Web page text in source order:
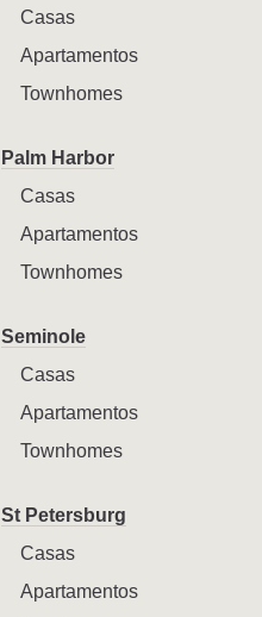
Casas
Apartamentos
Townhomes
Palm Harbor
Casas
Apartamentos
Townhomes
Seminole
Casas
Apartamentos
Townhomes
St Petersburg
Casas
Apartamentos